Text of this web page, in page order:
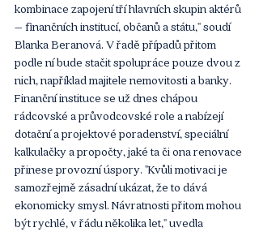
kombinace zapojení tří hlavních skupin aktérů
– finančních institucí, občanů a státu," soudí
Blanka Beranová. V řadě případů přitom
podle ní bude stačit spolupráce pouze dvou z
nich, například majitele nemovitosti a banky.
Finanční instituce se už dnes chápou
rádcovské a průvodcovské role a nabízejí
dotační a projektové poradenství, speciální
kalkulačky a propočty, jaké ta či ona renovace
přinese provozní úspory. "Kvůli motivaci je
samozřejmě zásadní ukázat, že to dává
ekonomicky smysl. Návratnosti přitom mohou
být rychlé, v řádu několika let," uvedla